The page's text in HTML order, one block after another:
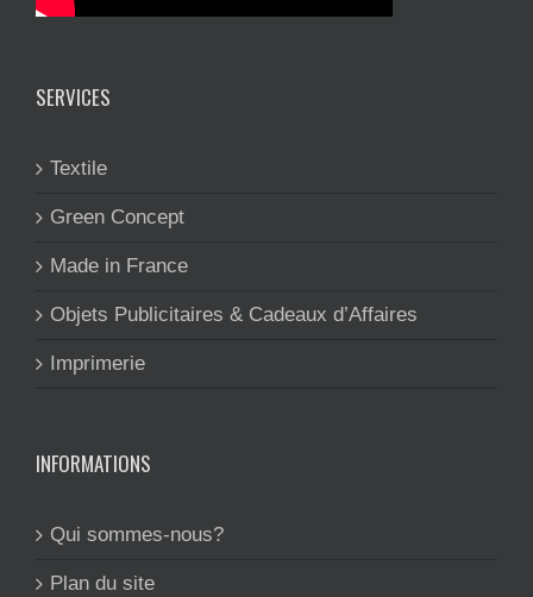
SERVICES
Textile
Green Concept
Made in France
Objets Publicitaires & Cadeaux d’Affaires
Imprimerie
INFORMATIONS
Qui sommes-nous?
Plan du site